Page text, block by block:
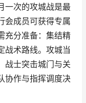
一次的攻城战是最
会成员可获得专属
充分准备：集结精
战术路线。攻城当
战士突击城门与关
协作与指挥调度决